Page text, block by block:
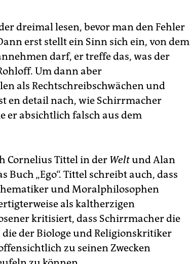
dreimal lesen, bevor man den Fehler
erst stellt ein Sinn sich ein, von dem
darf, er treffe das, was der
Um dann aber
als Rechtschreibschwächen und
en detail nach, wie Schirrmacher
er absichtlich falsch aus dem
Cornelius Tittel in der Weltund Alan
Buch „Ego“. Tittel schreibt auch, dass
und Moralphilosophen
als kaltherzigen
kritisiert, dass Schirrmacher die
die der Biologe und Religionskritiker
zu seinen Zwecken